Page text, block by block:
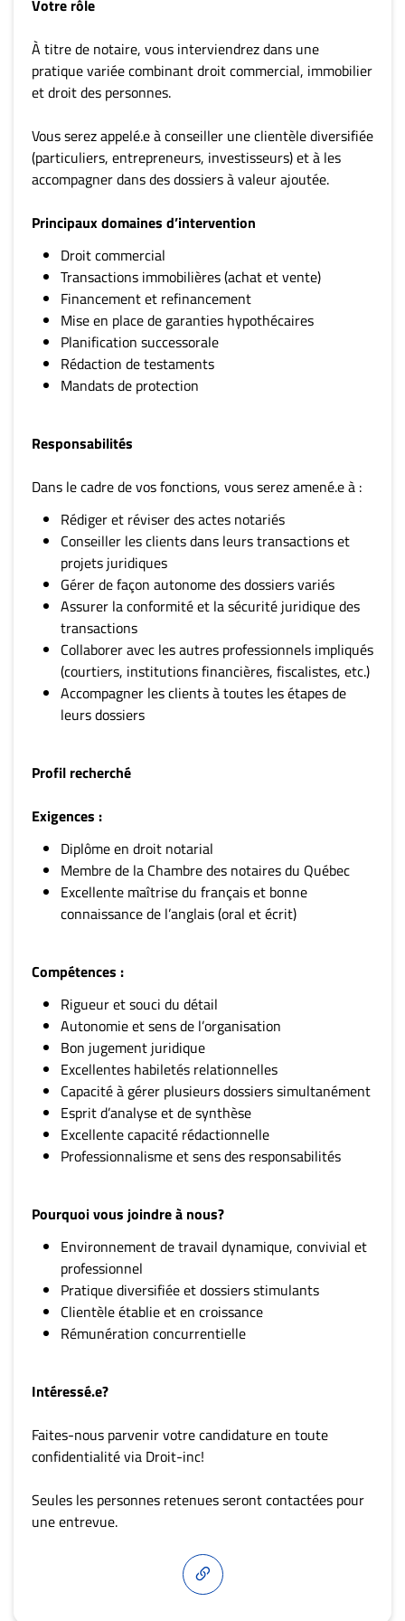
Votre rôle
À titre de notaire, vous interviendrez dans une
pratique variée combinant droit commercial, immobilier
et droit des personnes.
Vous serez appelé.e à conseiller une clientèle diversifiée
(particuliers, entrepreneurs, investisseurs) et à les
accompagner dans des dossiers à valeur ajoutée.
Principaux domaines d’intervention
Droit commercial
Transactions immobilières (achat et vente)
Financement et refinancement
Mise en place de garanties hypothécaires
Planification successorale
Rédaction de testaments
Mandats de protection
Responsabilités
Dans le cadre de vos fonctions, vous serez amené.e à :
Rédiger et réviser des actes notariés
Conseiller les clients dans leurs transactions et
projets juridiques
Gérer de façon autonome des dossiers variés
Assurer la conformité et la sécurité juridique des
transactions
Collaborer avec les autres professionnels impliqués
(courtiers, institutions financières, fiscalistes, etc.)
Accompagner les clients à toutes les étapes de
leurs dossiers
Profil recherché
Exigences :
Diplôme en droit notarial
Membre de la Chambre des notaires du Québec
Excellente maîtrise du français et bonne
connaissance de l’anglais (oral et écrit)
Compétences :
Rigueur et souci du détail
Autonomie et sens de l’organisation
Bon jugement juridique
Excellentes habiletés relationnelles
Capacité à gérer plusieurs dossiers simultanément
Esprit d’analyse et de synthèse
Excellente capacité rédactionnelle
Professionnalisme et sens des responsabilités
Pourquoi vous joindre à nous?
Environnement de travail dynamique, convivial et
professionnel
Pratique diversifiée et dossiers stimulants
Clientèle établie et en croissance
Rémunération concurrentielle
Intéressé.e?
Faites-nous parvenir votre candidature en toute
confidentialité via Droit-inc!
Seules les personnes retenues seront contactées pour
une entrevue.